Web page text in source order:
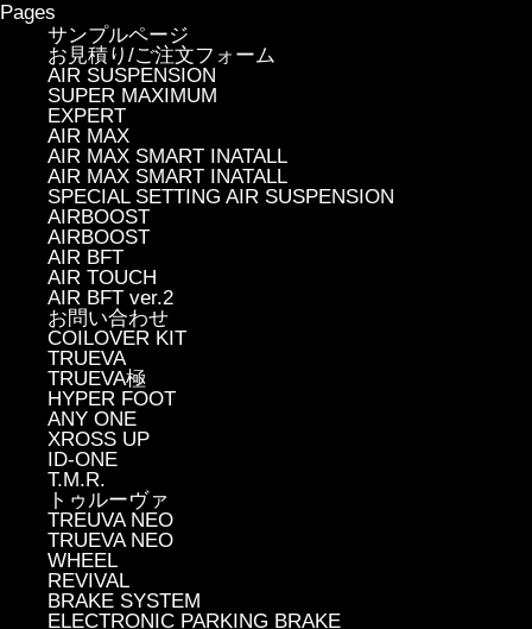
Pages
サンプルページ
お見積り/ご注文フォーム
AIR SUSPENSION
SUPER MAXIMUM
EXPERT
AIR MAX
AIR MAX SMART INATALL
AIR MAX SMART INATALL
SPECIAL SETTING AIR SUSPENSION
AIRBOOST
AIRBOOST
AIR BFT
AIR TOUCH
AIR BFT ver.2
お問い合わせ
COILOVER KIT
TRUEVA
TRUEVA極
HYPER FOOT
ANY ONE
XROSS UP
ID-ONE
T.M.R.
トゥルーヴァ
TREUVA NEO
TRUEVA NEO
WHEEL
REVIVAL
BRAKE SYSTEM
ELECTRONIC PARKING BRAKE